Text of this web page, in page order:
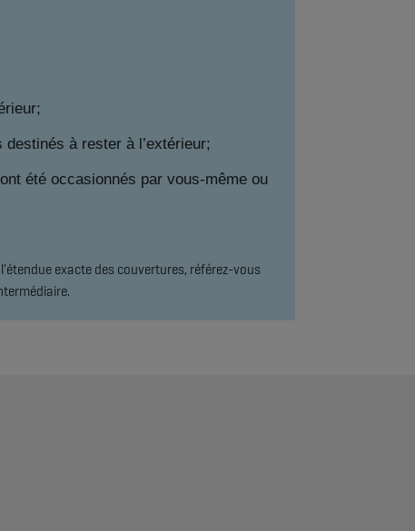
à rester à l’extérieur;
été occasionnés par vous-même ou
exacte des couvertures, référez-vous